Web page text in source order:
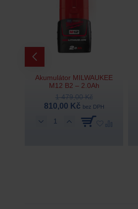
Akumulátor MILWAUKEE
M12 B2 – 2.0Ah
1 479,00 Kč
810,00 Kč bez DPH